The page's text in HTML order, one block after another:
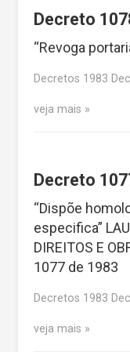
Decreto
“Revoga
Decretos 1983
veja mais
Decreto
“Dispõe
especifica”
DIREITOS E
1077 de 1983
Decretos 1983
veja mais